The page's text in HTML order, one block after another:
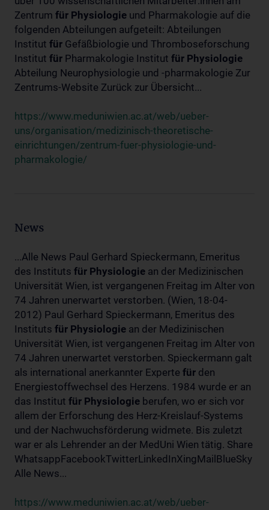
Zentrum für Physiologie und Pharmakologie auf die
folgenden Abteilungen aufgeteilt: Abteilungen
Institut für Gefäßbiologie und Thromboseforschung
Institut für Pharmakologie Institut für Physiologie
Abteilung Neurophysiologie und -pharmakologie Zur
Zentrums-Website Zurück zur Übersicht...
https://www.meduniwien.ac.at/web/ueber-
uns/organisation/medizinisch-theoretische-
einrichtungen/zentrum-fuer-physiologie-und-
pharmakologie/
News
...Alle News Paul Gerhard Spieckermann, Emeritus
des Instituts für Physiologie an der Medizinischen
Universität Wien, ist vergangenen Freitag im Alter von
74 Jahren unerwartet verstorben. (Wien, 18-04-
2012) Paul Gerhard Spieckermann, Emeritus des
Instituts für Physiologie an der Medizinischen
Universität Wien, ist vergangenen Freitag im Alter von
74 Jahren unerwartet verstorben. Spieckermann galt
als international anerkannter Experte für den
Energiestoffwechsel des Herzens. 1984 wurde er an
das Institut für Physiologie berufen, wo er sich vor
allem der Erforschung des Herz-Kreislauf-Systems
und der Nachwuchsförderung widmete. Bis zuletzt
war er als Lehrender an der MedUni Wien tätig. Share
WhatsappFacebookTwitterLinkedInXingMailBlueSky
Alle News...
https://www.meduniwien.ac.at/web/ueber-